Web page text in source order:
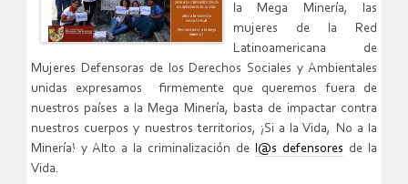
la Mega Minería, las
mujeres de la Red
Latinoamericana de
Mujeres Defensoras de los Derechos Sociales y Ambientales
unidas expresamos firmemente que queremos fuera de
nuestros países a la Mega Minería, basta de impactar contra
nuestros cuerpos y nuestros territorios, ¡Si a la Vida, No a la
Minería! y Alto a la criminalización de
l@s defensores de la
Vida.